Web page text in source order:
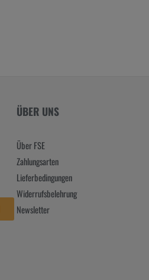
ÜBER UNS
Über FSE
Zahlungsarten
Lieferbedingungen
Widerrufsbelehrung
Newsletter